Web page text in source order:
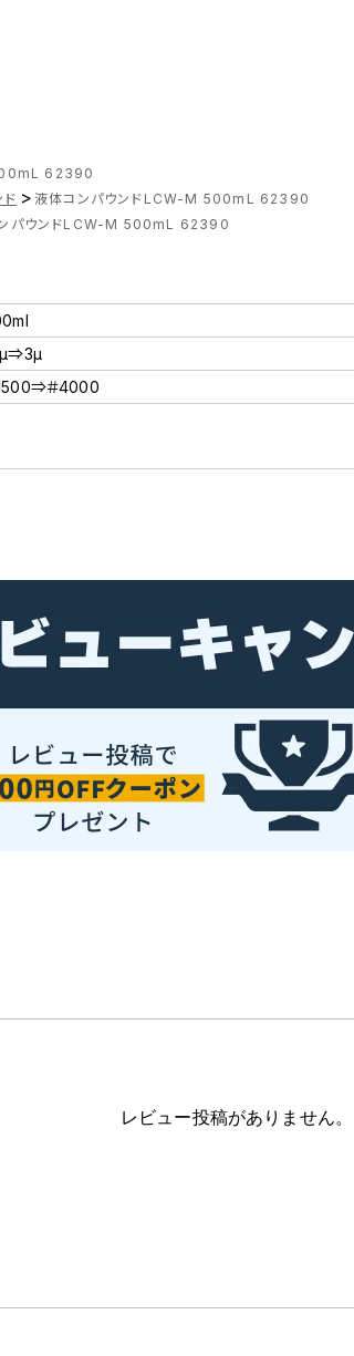
62390
> 液体コンパウンドLCW-M 500mL 62390
パウンドLCW-M 500mL 62390
＃4000
レビュー投稿がありません。